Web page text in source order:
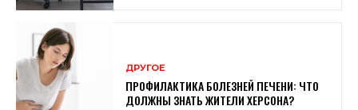
ДРУГОЕ
ПРОФИЛАКТИКА БОЛЕЗНЕЙ ПЕЧЕНИ: ЧТО
ДОЛЖНЫ ЗНАТЬ ЖИТЕЛИ ХЕРСОНА?